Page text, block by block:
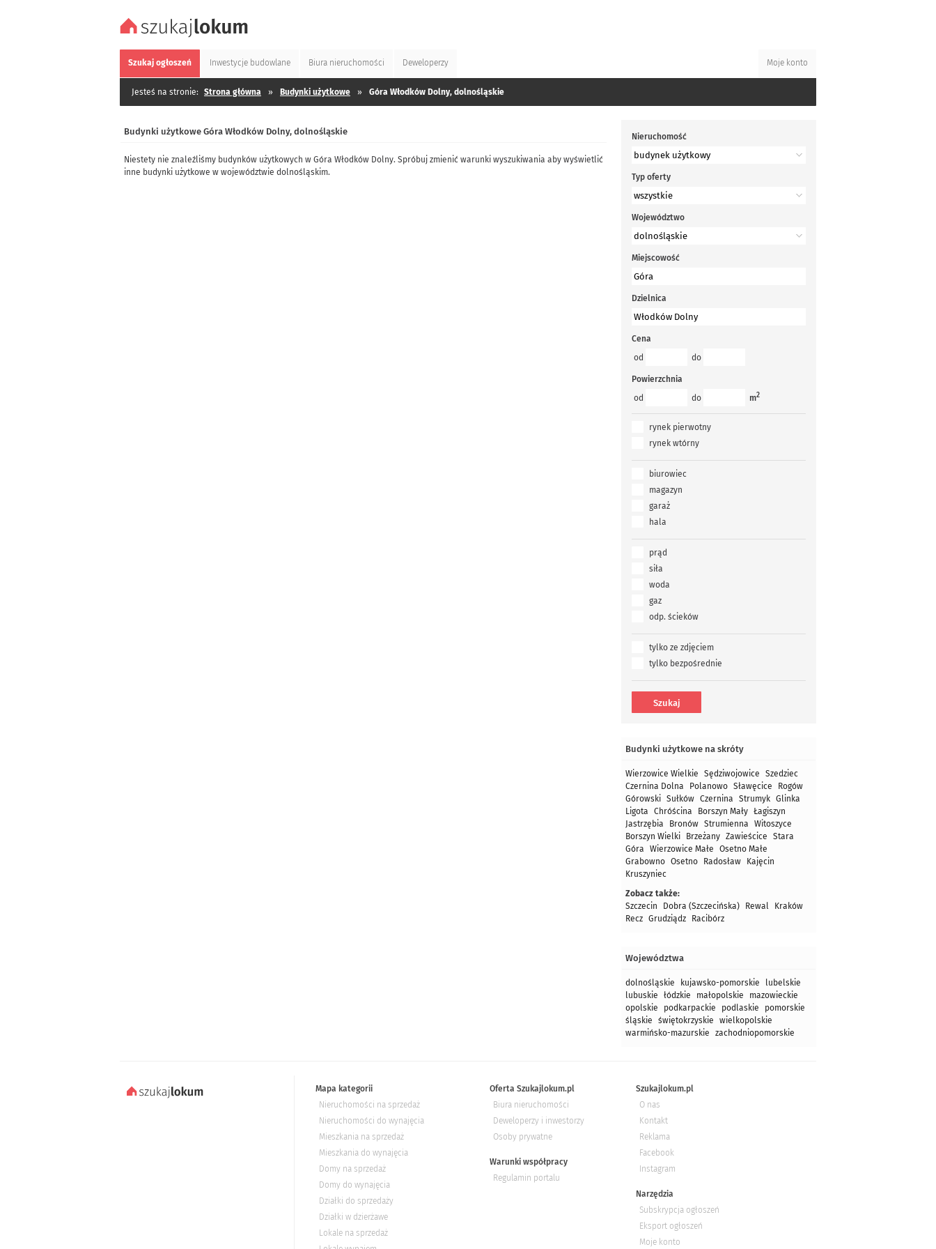
Szukaj ogłoszeń Inwestycje budowlane Biura nieruchomości Deweloperzy Moje konto
Jesteś na stronie: Strona główna » Budynki użytkowe » Góra Włodków Dolny, dolnośląskie
Budynki użytkowe Góra Włodków Dolny, dolnośląskie
Niestety nie znaleźliśmy budynków użytkowych w Góra Włodków Dolny. Spróbuj zmienić warunki wyszukiwania aby wyświetlić
inne budynki użytkowe w województwie dolnośląskim.
Nieruchomość
Typ oferty
Województwo
Miejscowość
Dzielnica
Cena
od
do
Powierzchnia
od
do m2
rynek pierwotny
rynek wtórny
biurowiec
magazyn
garaż
hala
prąd
siła
woda
gaz
odp. ścieków
tylko ze zdjęciem
tylko bezpośrednie
Budynki użytkowe na skróty
Wierzowice Wielkie Sędziwojowice
Szedziec
Czernina Dolna
Polanowo Sławęcice
Rogów
Górowski Sułków Czernina Strumyk Glinka
Ligota
Chróścina Borszyn Mały Łagiszyn
Jastrzębia
Bronów Strumienna
Witoszyce
Borszyn Wielki
Brzeżany Zawieścice
Stara
Góra
Wierzowice Małe
Osetno Małe
Grabowno Osetno Radosław
Kajęcin
Kruszyniec
Zobacz także:
Szczecin
Dobra (Szczecińska) Rewal
Kraków
Recz Grudziądz Racibórz
Województwa
dolnośląskie kujawsko-pomorskie
lubelskie
lubuskie
łódzkie małopolskie
mazowieckie
opolskie
podkarpackie podlaskie
pomorskie
śląskie
świętokrzyskie
wielkopolskie
warmińsko-mazurskie
zachodniopomorskie
Mapa kategorii
Nieruchomości na sprzedaż
Nieruchomości do wynajęcia
Mieszkania na sprzedaż
Mieszkania do wynajęcia
Domy na sprzedaż
Domy do wynajęcia
Działki do sprzedaży
Działki w dzierżawe
Lokale na sprzedaż
Oferta Szukajlokum.pl
Biura nieruchomości
Deweloperzy i inwestorzy
Osoby prywatne
Warunki współpracy
Regulamin portalu
Szukajlokum.pl
O nas
Kontakt
Reklama
Facebook
Instagram
Narzędzia
Subskrypcja ogłoszeń
Eksport ogłoszeń
Moje konto